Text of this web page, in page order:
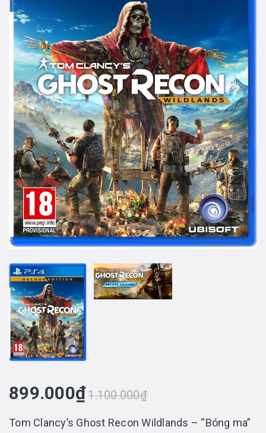
899.000₫1.100.000₫
Tom Clancy’s Ghost Recon Wildlands – “Bóng ma”